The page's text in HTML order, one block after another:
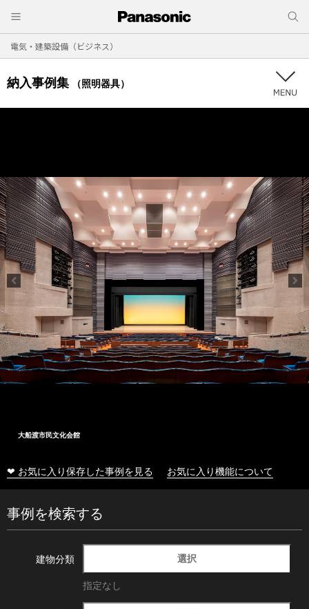
電気・建築設備（ビジネス）
納入事例集 （照明器具）
大船渡市民文化会館
❤ お気に入り保存した事例を見る お気に入り機能について
事例を検索する
建物分類 選択
指定なし